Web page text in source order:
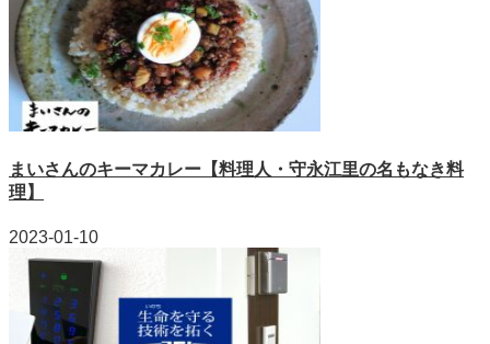
まいさんのキーマカレー【料理人・守永江里の名もなき料
理】
2023-01-10